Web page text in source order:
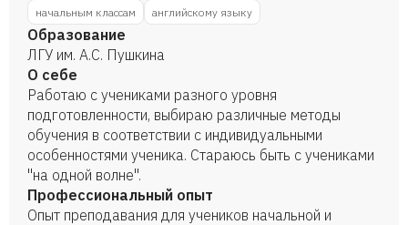
начальным классам английскому языку
Образование
ЛГУ им. А.С. Пушкина
О себе
Работаю с учениками разного уровня
подготовленности, выбираю различные методы
обучения в соответствии с индивидуальными
особенностями ученика. Стараюсь быть с учениками
"на одной волне".
Профессиональный опыт
Опыт преподавания для учеников начальной и